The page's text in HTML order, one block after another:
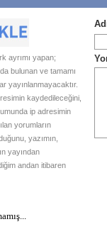
ayrımı yapan;
bulunan ve tamamı
yayınlanmayacaktır.
kaydedileceğini,
ip adresimin
yorumların
yazımın,
yayından
andan itibaren